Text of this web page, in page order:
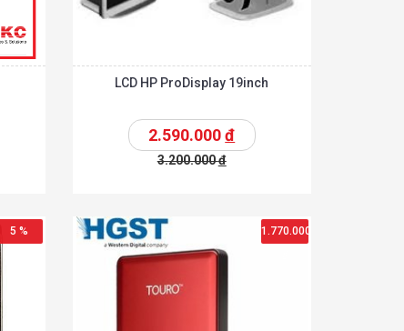
LCD HP ProDisplay 19inch
2.590.000đ
3.200.000đ
5 %
1.770.000